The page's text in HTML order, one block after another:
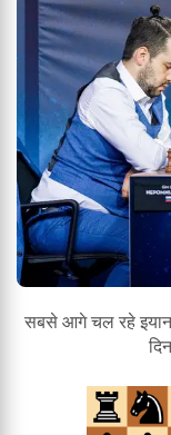
सबसे आगे चल रहे इयान